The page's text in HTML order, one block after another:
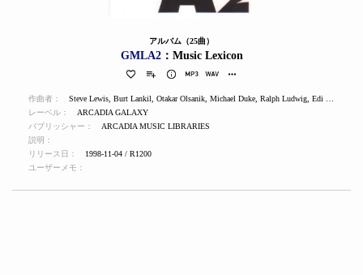
アルバム（25曲）
GMLA2：Music Lexicon
作曲者： Steve Lewis Burt Lankil Otakar Olsanik Michael Duke Ralph Ludwig Edi Lechner
レーベル：
ARCADIA GALAXY
パブリッシャー：
ARCADIA MUSIC LIBRARIES
説明：
リリース日：
1998-11-04 / R1200
ユーザーメモ：